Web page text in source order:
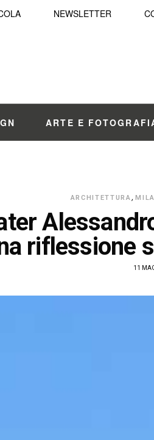
NEWSLETTER
ARTE E
ARCHITETTURA,
riflessione
11